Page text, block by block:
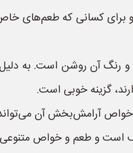
کسانی که طعم‌های
و رنگ آن روشن است. به
گزینه خوبی است.
آرامش‌بخش آن
و طعم و خواص متنوعی